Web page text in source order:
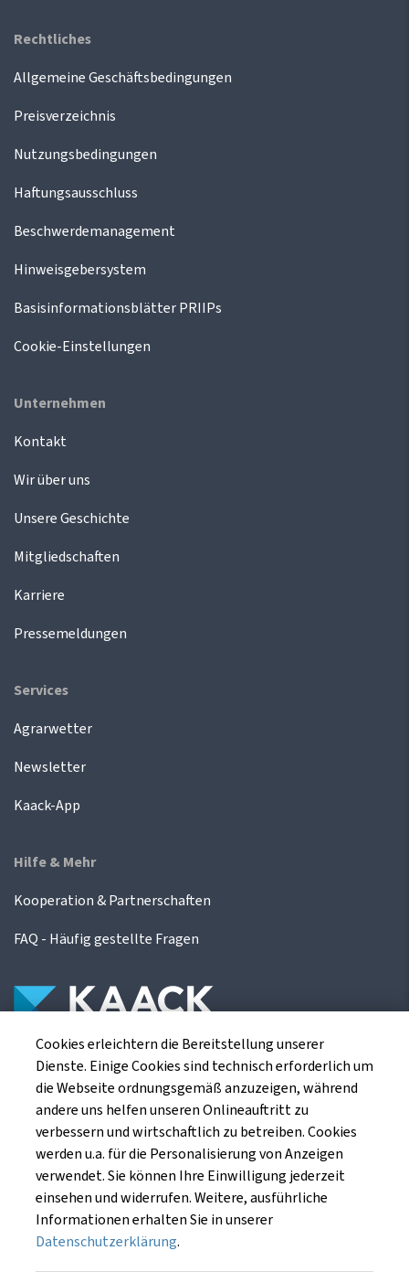
Rechtliches
Allgemeine Geschäftsbedingungen
Preisverzeichnis
Nutzungsbedingungen
Haftungsausschluss
Beschwerdemanagement
Hinweisgebersystem
Basisinformationsblätter PRIIPs
Cookie-Einstellungen
Unternehmen
Kontakt
Wir über uns
Unsere Geschichte
Mitgliedschaften
Karriere
Pressemeldungen
Services
Agrarwetter
Newsletter
Kaack-App
Hilfe & Mehr
Kooperation & Partnerschaften
FAQ - Häufig gestellte Fragen
Die Kaack Terminhandel GmbH ist ein
Finanzdienstleistungsinstitut für die europäischen
Agrarterminbörsen.
Kaack Terminhandel GmbH
Am Markt 8
49661 Cloppenburg
Cookies erleichtern die Bereitstellung unserer
Dienste. Einige Cookies sind technisch erforderlich um
die Webseite ordnungsgemäß anzuzeigen, während
andere uns helfen unseren Onlineauftritt zu
verbessern und wirtschaftlich zu betreiben. Cookies
werden u.a. für die Personalisierung von Anzeigen
verwendet. Sie können Ihre Einwilligung jederzeit
einsehen und widerrufen. Weitere, ausführliche
Informationen erhalten Sie in unserer
Datenschutzerklärung.